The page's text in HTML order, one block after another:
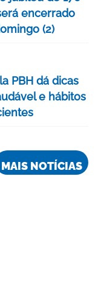
encerrado
(2)
PBH dá dicas
e hábitos
MAIS NOTÍCIAS